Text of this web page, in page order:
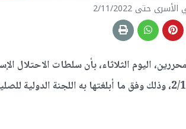
حتى 2/11/2022
اليوم الثلاثاء، بأن سلطات الاحتلال
علقت زيارات أهالي الأسرى لأبنائهم حتى تاريخ 2/11/2022، وذلك وفق ما أبلغتها به اللجنة الدولية